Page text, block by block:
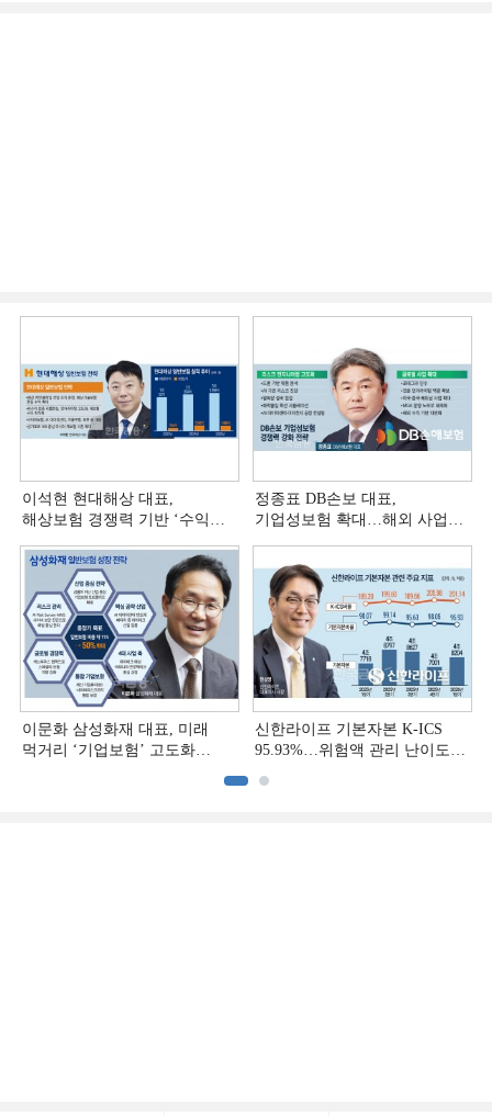
이석현 현대해상 대표,
해상보험 경쟁력 기반 ‘수익
(3)]
정종표 DB손보 대표,
기업성보험 확대…해외 사업
이문화 삼성화재 대표, 미래
먹거리 ‘기업보험’ 고도화
신한라이프 기본자본 K-ICS
95.93%…위험액 관리 난이도